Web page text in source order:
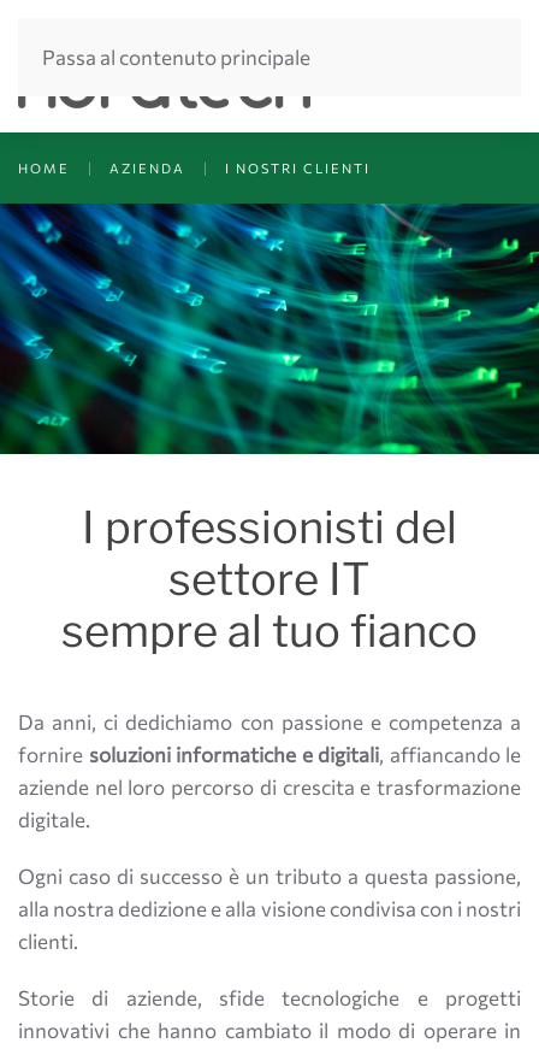
Passa al contenuto principale
HOME AZIENDA I NOSTRI CLIENTI
I professionisti del
settore IT
sempre al tuo fianco
Da anni, ci dedichiamo con passione e competenza a
fornire soluzioni informatiche e digitali, affiancando le
aziende nel loro percorso di crescita e trasformazione
digitale.
Ogni caso di successo è un tributo a questa passione,
alla nostra dedizione e alla visione condivisa con i nostri
clienti.
Storie di aziende, sfide tecnologiche e progetti
innovativi che hanno cambiato il modo di operare in